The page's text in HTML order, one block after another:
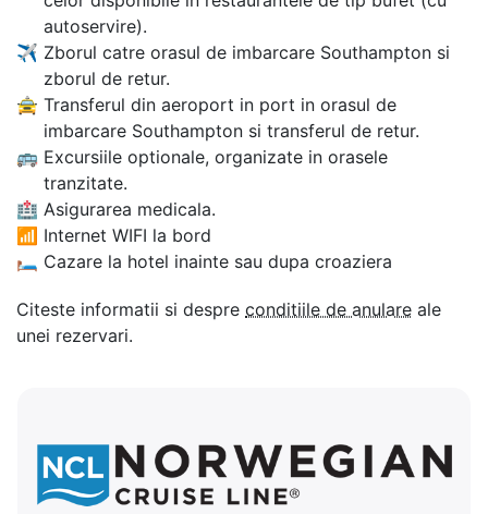
autoservire).
✈ Zborul catre orasul de imbarcare Southampton si
zborul de retur.
🚖 Transferul din aeroport in port in orasul de
imbarcare Southampton si transferul de retur.
🚌 Excursiile optionale, organizate in orasele
tranzitate.
🏥 Asigurarea medicala.
📶 Internet WIFI la bord
🛏 Cazare la hotel inainte sau dupa croaziera
Citeste informatii si despre conditiile de anulare ale
unei rezervari.